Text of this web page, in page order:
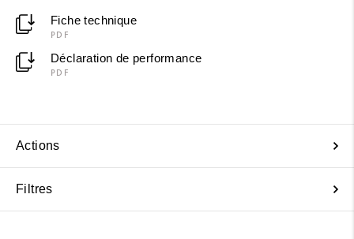
Fiche technique
PDF
Déclaration de performance
PDF
Actions
Filtres